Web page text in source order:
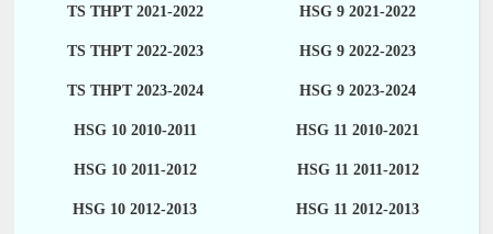
TS THPT 2021-2022 HSG 9 2021-2022
TS THPT 2022-2023 HSG 9 2022-2023
TS THPT 2023-2024 HSG 9 2023-2024
HSG 10 2010-2011 HSG 11 2010-2021
HSG 10 2011-2012 HSG 11 2011-2012
HSG 10 2012-2013 HSG 11 2012-2013